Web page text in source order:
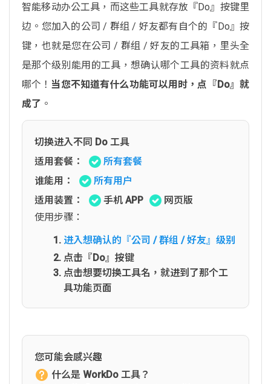
智能移动办公工具，而这些工具就存放『Do』按键里
边。您加入的公司 / 群组 / 好友都有自个的『Do』按
键，也就是您在公司 / 群组 / 好友的工具箱，里头全
是那个级别能用的工具，想确认哪个工具的资料就点
哪个！ 当您不知道有什么功能可以用时，点『Do』就
成了 。
切换进入不同 Do 工具
适用套餐：
所有套餐
谁能用：
所有用户
适用装置：
手机 APP
网页版
使用步骤：
进入想确认的『公司 / 群组 / 好友』级别
点击『Do』按键
点击想要切换工具名，就进到了那个工
具功能页面
您可能会感兴趣
什么是 WorkDo 工具？